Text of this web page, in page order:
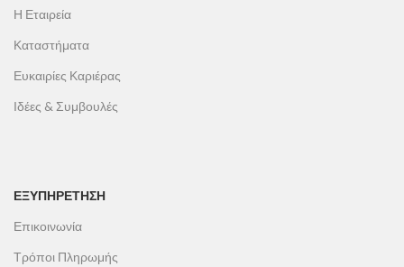
Η Εταιρεία
Καταστήματα
Ευκαιρίες Καριέρας
Ιδέες & Συμβουλές
ΕΞΥΠΗΡΕΤΗΣΗ
Επικοινωνία
Τρόποι Πληρωμής